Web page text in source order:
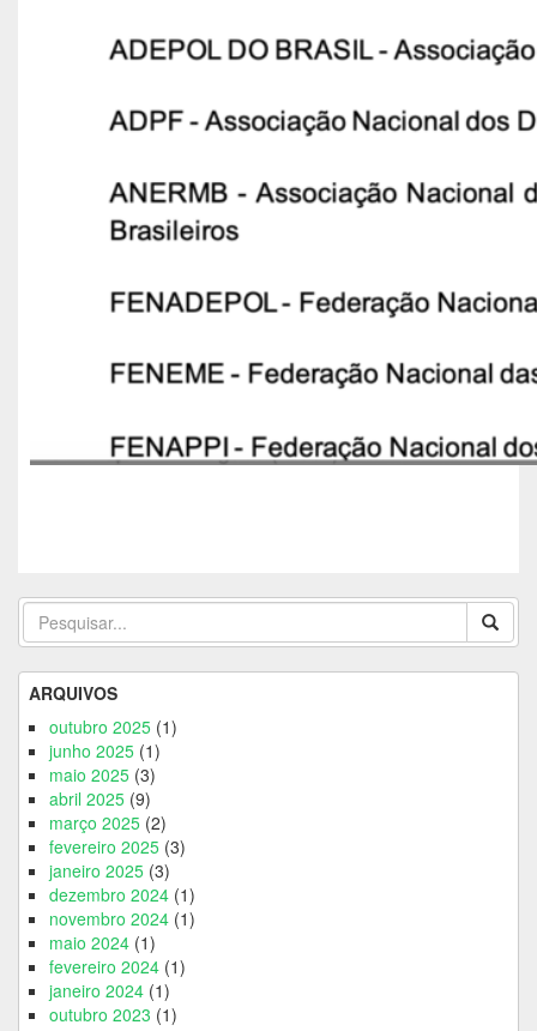
ARQUIVOS
outubro 2025 (1)
junho 2025 (1)
maio 2025 (3)
abril 2025 (9)
março 2025 (2)
fevereiro 2025 (3)
janeiro 2025 (3)
dezembro 2024 (1)
novembro 2024 (1)
maio 2024 (1)
fevereiro 2024 (1)
janeiro 2024 (1)
outubro 2023 (1)